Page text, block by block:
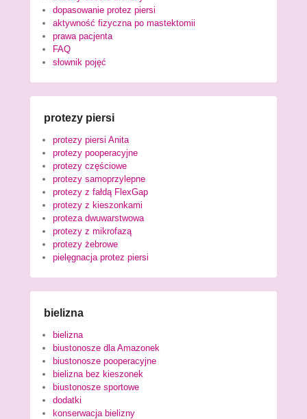
dopasowanie protez piersi
aktywność fizyczna po mastektomii
prawa pacjenta
FAQ
słownik pojęć
protezy piersi
protezy piersi Anita
protezy pooperacyjne
protezy częściowe
protezy samoprzylepne
protezy z fałdą FlexGap
protezy z kieszonkami
proteza dwuwarstwowa
protezy z mikrofazą
protezy żebrowe
pielęgnacja protez piersi
bielizna
bielizna
biustonosze dla Amazonek
biustonosze pooperacyjne
bielizna bez kieszonek
biustonosze sportowe
dodatki
konserwacja bielizny